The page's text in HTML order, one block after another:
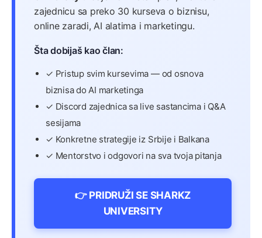
zajednicu sa preko 30 kurseva o biznisu,
online zaradi, AI alatima i marketingu.
Šta dobijaš kao član:
✓ Pristup svim kursevima — od osnova
biznisa do AI marketinga
✓ Discord zajednica sa live sastancima i Q&A
sesijama
✓ Konkretne strategije iz Srbije i Balkana
✓ Mentorstvo i odgovori na sva tvoja pitanja
👉 PRIDRUŽI SE SHARKZ
UNIVERSITY